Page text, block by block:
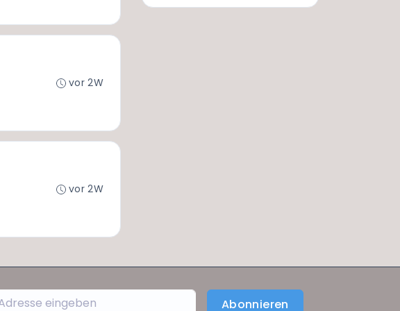
vor 2W
vor 2W
Abonnieren